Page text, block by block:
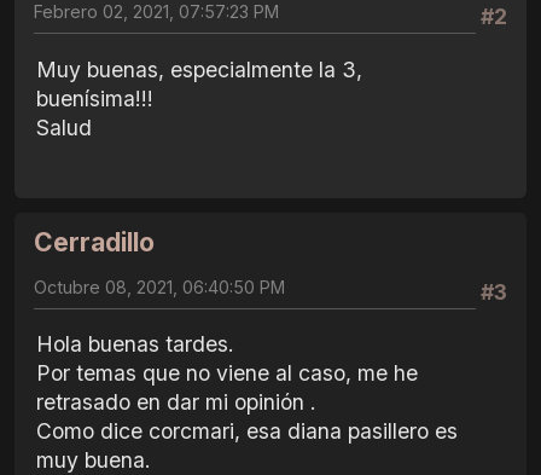
#2
Febrero 02, 2021, 07:57:23 PM
Muy buenas, especialmente la 3,
buenísima!!!
Salud
Cerradillo
#3
Octubre 08, 2021, 06:40:50 PM
Hola buenas tardes.
Por temas que no viene al caso, me he
retrasado en dar mi opinión .
Como dice corcmari, esa diana pasillero es
muy buena.